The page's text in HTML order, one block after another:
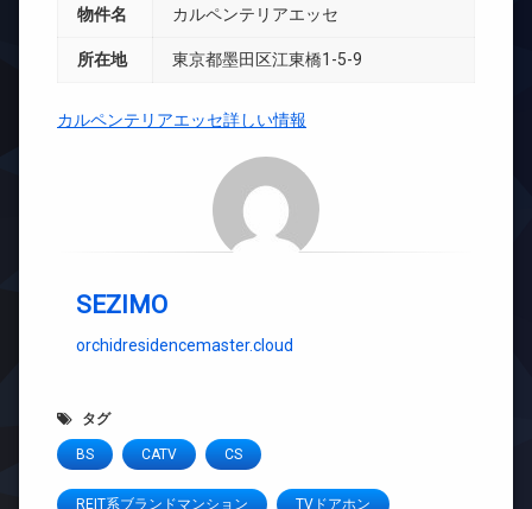
物件名 カルペンテリアエッセ
所在地 東京都墨田区江東橋1-5-9
カルペンテリアエッセ詳しい情報
SEZIMO
orchidresidencemaster.cloud
タグ
BS CATV CS
REIT系ブランドマンション TVドアホン